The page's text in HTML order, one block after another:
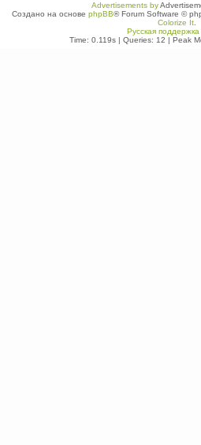
Advertisements by
Создано на основе phpBB® Forum Software ©
Colorize It.
Русская
Time: 0.119s | Queries: 12 | Peak